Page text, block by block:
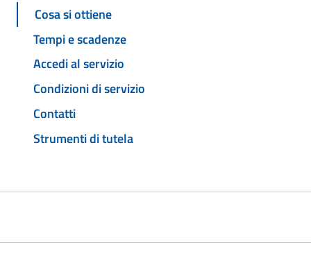
Cosa si ottiene
Tempi e scadenze
Accedi al servizio
Condizioni di servizio
Contatti
Strumenti di tutela